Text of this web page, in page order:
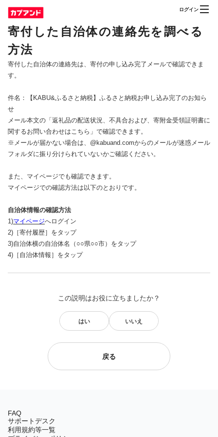
ログイン
寄付した自治体の連絡先を調べる
方法
寄付した自治体の連絡先は、寄付の申し込み完了メールで確認できま
す。
件名：【KABU&ふるさと納税】ふるさと納税お申し込み完了のお知ら
せ
メール本文の「返礼品の配送状況、不具合および、寄附金受領証明書に
関するお問い合わせはこちら」で確認できます。
※メールが届かない場合は、@kabuand.comからのメールが迷惑メール
フォルダに振り分けられていないかご確認ください。
また、マイページでも確認できます。
マイページでの確認方法は以下のとおりです。
自治体情報の確認方法
1)マイページへログイン
2)［寄付履歴］をタップ
3)自治体横の自治体名（○○県○○市）をタップ
4)［自治体情報］をタップ
この説明はお役に立ちましたか？
はい いいえ
戻る
FAQ
サポートデスク
利用規約等一覧